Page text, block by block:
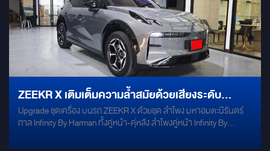
ZEEKR X เติมเต็มความล้ำสมัยด้วยเสียงระดับ
ตำนาน!
Upgrade ชุดเครื่อง บนรถ ZEEKR X ด้วยชุด ลำโพง มหาอมตะนิรันดร์
กาล Infinity By Harman ทั้งคู่หน้า-คุ่หลัง ลำโพงคู่หน้า Infinity By
Harman Primus 603CF เสริมพลังเสียงด้วย SUBBOX 7" ALPINE